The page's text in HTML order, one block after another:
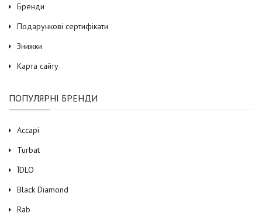
Бренди
Подарункові сертифікати
Знижки
Карта сайту
ПОПУЛЯРНІ БРЕНДИ
Accapi
Turbat
ЇDLO
Black Diamond
Rab